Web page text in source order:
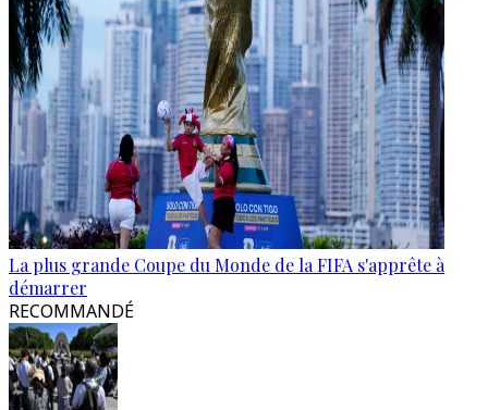
La plus grande Coupe du Monde de la FIFA s'apprête à
démarrer
RECOMMANDÉ